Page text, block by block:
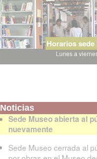
Horarios sede
Lunes a
Noticias
Sede Museo abierta al
nuevamente
Sede Museo cerrada al